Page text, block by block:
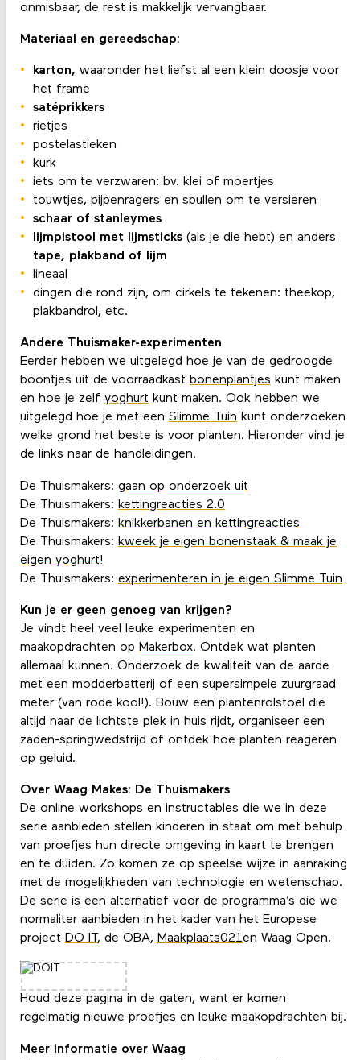
onmisbaar, de rest is makkelijk vervangbaar.
Materiaal en gereedschap:
karton, waaronder het liefst al een klein doosje voor
het frame
satéprikkers
rietjes
postelastieken
kurk
iets om te verzwaren: bv. klei of moertjes
touwtjes, pijpenragers en spullen om te versieren
schaar of stanleymes
lijmpistool met lijmsticks (als je die hebt) en anders
tape, plakband of lijm
lineaal
dingen die rond zijn, om cirkels te tekenen: theekop,
plakbandrol, etc.
Andere Thuismaker-experimenten
Eerder hebben we uitgelegd hoe je van de gedroogde
boontjes uit de voorraadkast bonenplantjes kunt maken
en hoe je zelf yoghurt kunt maken. Ook hebben we
uitgelegd hoe je met een Slimme Tuin kunt onderzoeken
welke grond het beste is voor planten. Hieronder vind je
de links naar de handleidingen.
De Thuismakers: gaan op onderzoek uit
De Thuismakers: kettingreacties 2.0
De Thuismakers: knikkerbanen en kettingreacties
De Thuismakers: kweek je eigen bonenstaak & maak je
eigen yoghurt!
De Thuismakers: experimenteren in je eigen Slimme Tuin
Kun je er geen genoeg van krijgen?
Je vindt heel veel leuke experimenten en
maakopdrachten op Makerbox. Ontdek wat planten
allemaal kunnen. Onderzoek de kwaliteit van de aarde
met een modderbatterij of een supersimpele zuurgraad
meter (van rode kool!). Bouw een plantenrolstoel die
altijd naar de lichtste plek in huis rijdt, organiseer een
zaden-springwedstrijd of ontdek hoe planten reageren
op geluid.
Over Waag Makes: De Thuismakers
De online workshops en instructables die we in deze
serie aanbieden stellen kinderen in staat om met behulp
van proefjes hun directe omgeving in kaart te brengen
en te duiden. Zo komen ze op speelse wijze in aanraking
met de mogelijkheden van technologie en wetenschap.
De serie is een alternatief voor de programma’s die we
normaliter aanbieden in het kader van het Europese
project DO IT, de OBA, Maakplaats021en Waag Open.
Houd deze pagina in de gaten, want er komen
regelmatig nieuwe proefjes en leuke maakopdrachten bij.
Meer informatie over Waag